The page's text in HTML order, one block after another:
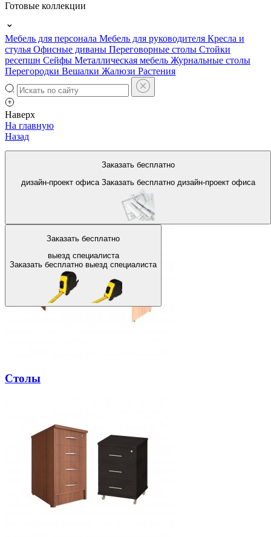
Готовые коллекции
Мебель для персонала Мебель для руководителя Кресла и
стулья Офисные диваны Переговорные столы Стойки
ресепшн Сейфы Металлическая мебель Журнальные столы
Перегородки Вешалки Жалюзи Растения
Наверх
Заказать бесплатно
дизайн-проект офиса Заказать бесплатнодизайн-проект офиса
Заказать бесплатно
выезд специалиста
Заказать бесплатно выезд специалиста
На главную
Назад
Официальный сайт по
офисной мебели
Столы